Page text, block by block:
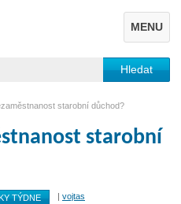
MENU
starobní důchod?
starobní
TÝDNE vojtas